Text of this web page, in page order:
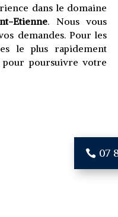
dans le domaine
Etienne. Nous vous
demandes. Pour les
le plus rapidement
pour poursuivre votre
07